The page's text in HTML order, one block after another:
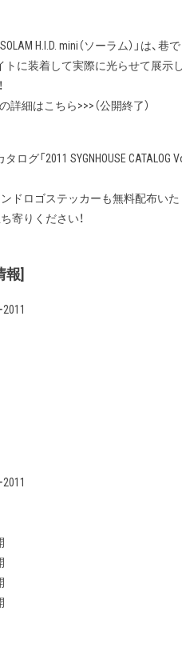
H.I.D. mini（ソーラム）」は、
イトに装着して実際に光らせて展
詳細はこちら>>>（公開終了）
グ「2011 SYGNHOUSE CATALOG
ドロゴステッカーも無料配布いた
寄りください！
報]